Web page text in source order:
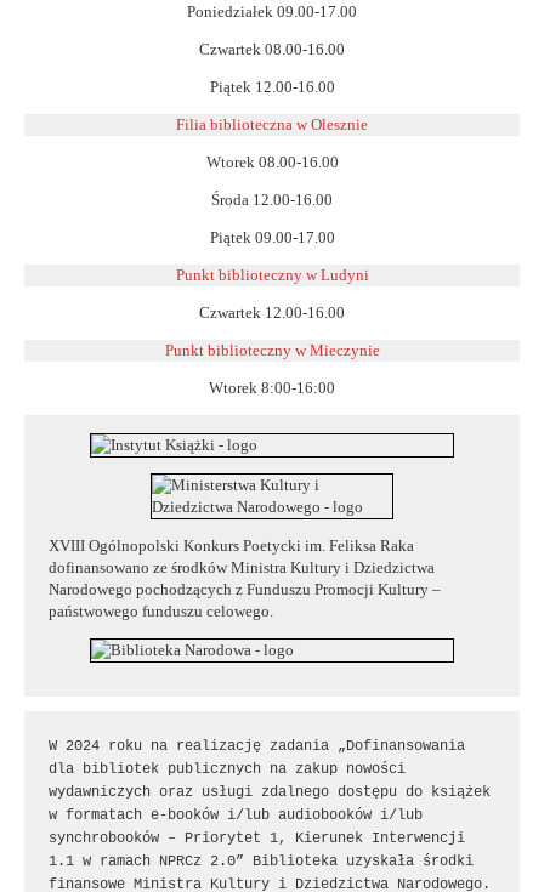
Poniedziałek 09.00-17.00
Czwartek 08.00-16.00
Piątek 12.00-16.00
Filia biblioteczna w Olesznie
Wtorek 08.00-16.00
Środa 12.00-16.00
Piątek 09.00-17.00
Punkt biblioteczny w Ludyni
Czwartek 12.00-16.00
Punkt biblioteczny w Mieczynie
Wtorek 8:00-16:00
XVIII Ogólnopolski Konkurs Poetycki im. Feliksa Raka
dofinansowano ze środków Ministra Kultury i Dziedzictwa
Narodowego pochodzących z Funduszu Promocji Kultury –
państwowego funduszu celowego.
W 2024 roku na realizację zadania „Dofinansowania
dla bibliotek publicznych na zakup nowości
wydawniczych oraz usługi zdalnego dostępu do książek
w formatach e-booków i/lub audiobooków i/lub
synchrobooków – Priorytet 1, Kierunek Interwencji
1.1 w ramach NPRCz 2.0” Biblioteka uzyskała środki
finansowe Ministra Kultury i Dziedzictwa Narodowego.